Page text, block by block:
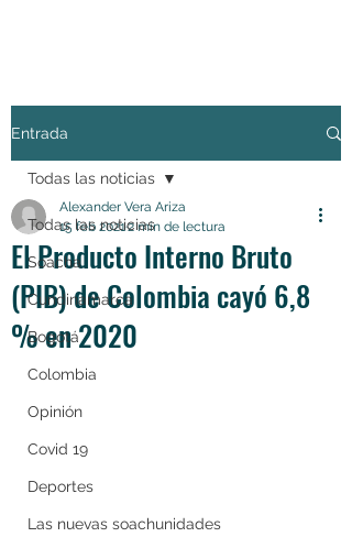
Entrada
Todas las noticias
Soacha
Cundinamarca
Bogotá
Colombia
Opinión
Covid 19
Deportes
Las nuevas soachunidades
Todas las noticias
El Producto Interno Bruto
(PIB) de Colombia cayó 6,8
% en 2020
Alexander Vera Ariza
15 feb 20212 min de lectura